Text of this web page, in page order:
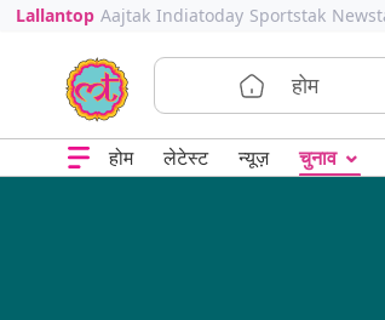
Lallantop Aajtak Indiatoday Sportstak
होम
होम लेटेस्ट न्यूज़ चुनाव ⌄